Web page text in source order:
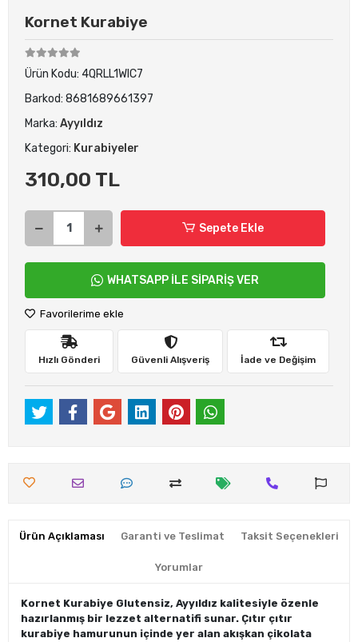
Kornet Kurabiye
Ürün Kodu: 4QRLL1WIC7
Barkod: 8681689661397
Marka: Ayyıldız
Kategori: Kurabiyeler
310,00 TL
Sepete Ekle
WHATSAPP İLE SİPARİŞ VER
Favorilerime ekle
Hızlı Gönderi Güvenli Alışveriş İade ve Değişim
Ürün Açıklaması Garanti ve Teslimat Taksit Seçenekleri
Yorumlar
Kornet Kurabiye Glutensiz, Ayyıldız kalitesiyle özenle
hazırlanmış bir lezzet alternatifi sunar. Çıtır çıtır
kurabiye hamurunun içinde yer alan akışkan çikolata